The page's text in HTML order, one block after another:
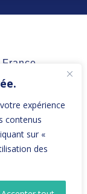
expérience
contenus
sur «
des
France